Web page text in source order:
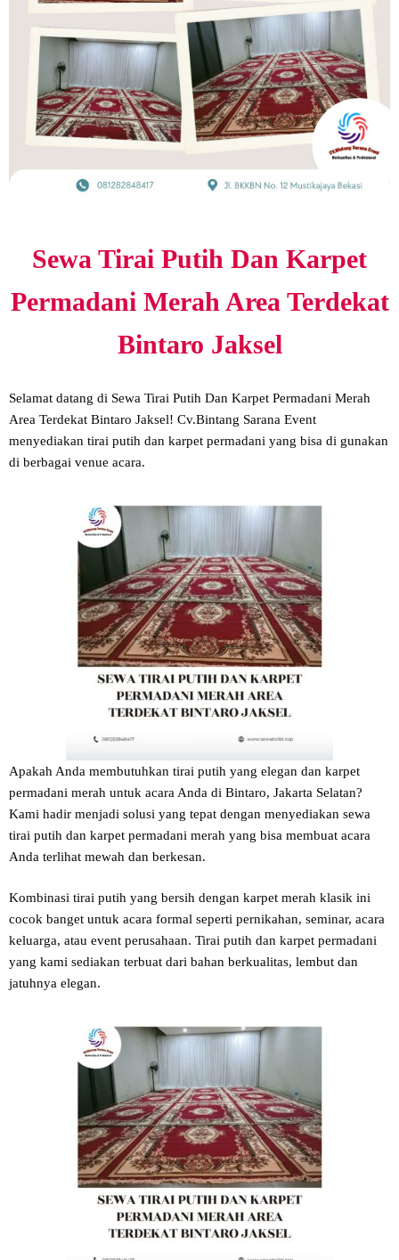
Sewa Tirai Putih Dan Karpet
Permadani Merah Area Terdekat
Bintaro Jaksel
Selamat datang di Sewa Tirai Putih Dan Karpet Permadani Merah
Area Terdekat Bintaro Jaksel! Cv.Bintang Sarana Event
menyediakan tirai putih dan karpet permadani yang bisa di gunakan
di berbagai venue acara.
Apakah Anda membutuhkan tirai putih yang elegan dan karpet
permadani merah untuk acara Anda di Bintaro, Jakarta Selatan?
Kami hadir menjadi solusi yang tepat dengan menyediakan sewa
tirai putih dan karpet permadani merah yang bisa membuat acara
Anda terlihat mewah dan berkesan.
Kombinasi tirai putih yang bersih dengan karpet merah klasik ini
cocok banget untuk acara formal seperti pernikahan, seminar, acara
keluarga, atau event perusahaan. Tirai putih dan karpet permadani
yang kami sediakan terbuat dari bahan berkualitas, lembut dan
jatuhnya elegan.